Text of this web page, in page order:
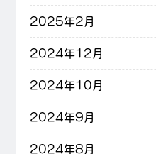
2025年2月
2024年12月
2024年10月
2024年9月
2024年8月